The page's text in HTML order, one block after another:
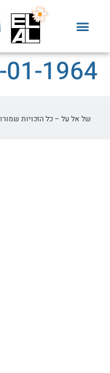
01-1964
של אל על – כל הזכויות